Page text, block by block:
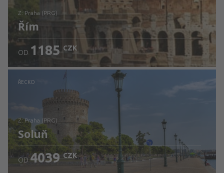
z: Praha (PRG)
Řím
Zjistěte detaily
OD 1185 CZK
ŘECKO
z: Praha (PRG)
Soluň
OD 4039 CZK